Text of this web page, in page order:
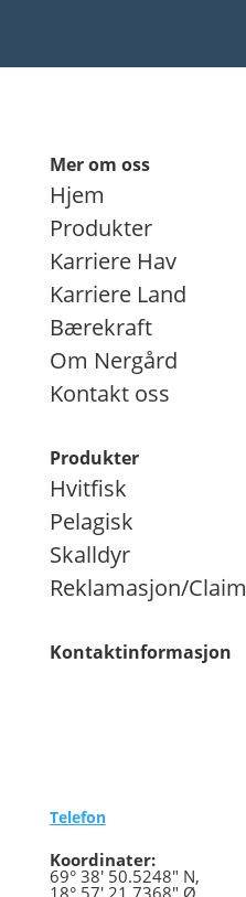
Mer om oss
Hjem
Produkter
Karriere Hav
Karriere Land
Bærekraft
Om Nergård
Kontakt oss
Produkter
Hvitfisk
Pelagisk
Skalldyr
Reklamasjon/Claim
Kontaktinformasjon
Telefon
Koordinater:
69° 38' 50.5248" N,